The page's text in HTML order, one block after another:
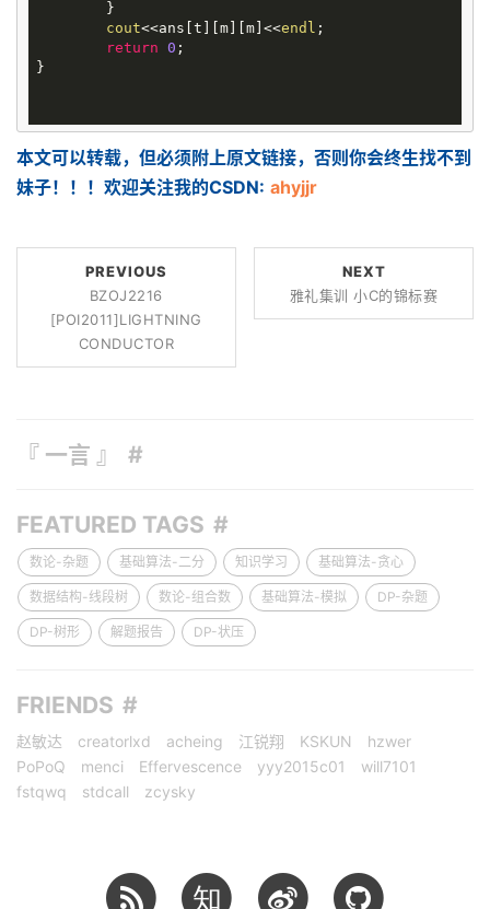
cout<<ans[t][m][m]<<endl ;
return 0 ;
}
本文可以转载，但必须附上原文链接，否则你会终生找不到
妹子！！！欢迎关注我的CSDN: ahyjjr
PREVIOUS
BZOJ2216
[POI2011]LIGHTNING
CONDUCTOR
NEXT
雅礼集训 小C的锦标赛
『 一言 』
FEATURED TAGS
数论-杂题 基础算法-二分 知识学习 基础算法-贪心
数据结构-线段树 数论-组合数 基础算法-模拟 DP-杂题
DP-树形 解题报告 DP-状压
FRIENDS
赵敏达 creatorlxd acheing 江锐翔 KSKUN
hzwer
PoPoQ
menci Effervescence yyy2015c01
will7101
fstqwq
stdcall zcysky
知